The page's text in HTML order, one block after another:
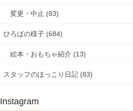
変更・中止 (83)
ひろばの様子 (684)
絵本・おもちゃ紹介 (13)
スタッフのほっこり日記 (83)
Instagram